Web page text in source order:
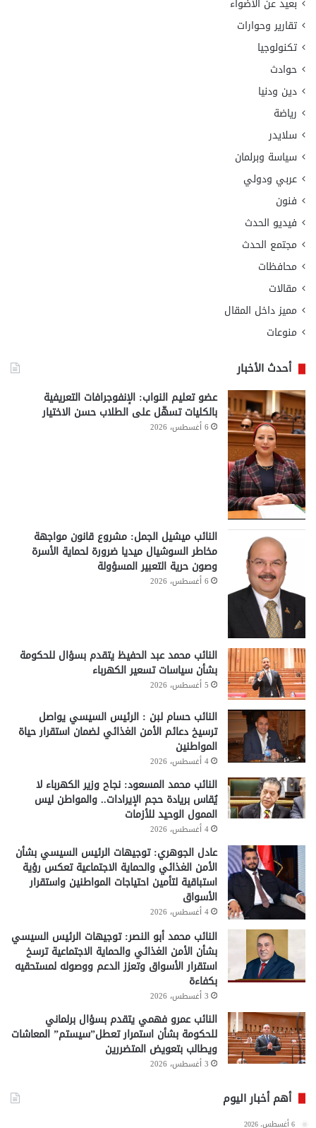
بعيد عن الأضواء
تقارير وحوارات
تكنولوجيا
حوادث
دين ودنيا
رياضة
سلايدر
سياسة وبرلمان
عربي ودولي
فنون
فيديو الحدث
مجتمع الحدث
محافظات
مقالات
مميز داخل المقال
منوعات
أحدث الأخبار
عضو تعليم النواب: الإنفوجرافات التعريفية
بالكليات تسهّل على الطلاب حسن الاختيار
6 أغسطس، 2026
النائب ميشيل الجمل: مشروع قانون مواجهة
مخاطر السوشيال ميديا ضرورة لحماية الأسرة
وصون حرية التعبير المسؤولة
6 أغسطس، 2026
النائب محمد عبد الحفيظ يتقدم بسؤال للحكومة
بشأن سياسات تسعير الكهرباء
5 أغسطس، 2026
النائب حسام لبن : الرئيس السيسي يواصل
ترسيخ دعائم الأمن الغذائي لضمان استقرار حياة
المواطنين
4 أغسطس، 2026
النائب محمد المسعود: نجاح وزير الكهرباء لا
يُقاس بريادة حجم الإيرادات.. والمواطن ليس
الممول الوحيد للأزمات
4 أغسطس، 2026
عادل الجوهري: توجيهات الرئيس السيسي بشأن
الأمن الغذائي والحماية الاجتماعية تعكس رؤية
استباقية لتأمين احتياجات المواطنين واستقرار
الأسواق
4 أغسطس، 2026
النائب محمد أبو النصر: توجيهات الرئيس السيسي
بشأن الأمن الغذائي والحماية الاجتماعية ترسخ
استقرار الأسواق وتعزز الدعم ووصوله لمستحقيه
بكفاءة
3 أغسطس، 2026
النائب عمرو فهمي يتقدم بسؤال برلماني
للحكومة بشأن استمرار تعطل”سيستم” المعاشات
ويطالب بتعويض المتضررين
3 أغسطس، 2026
أهم أخبار اليوم
6 أغسطس، 2026